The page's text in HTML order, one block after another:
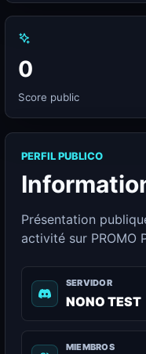
0
Score public
PERFIL PUBLICO
Présentation
activité sur PROMO
SERVIDOR
NONO TEST
MIEMBROS